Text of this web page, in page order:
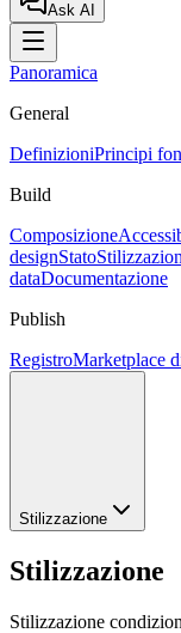
Ask AI
Panoramica
General
DefinizioniPrincipi
Build
Composizione
designStato
dataDocumentazione
Publish
RegistroMarketplace
Stilizzazione
Stilizzazione
Stilizzazione